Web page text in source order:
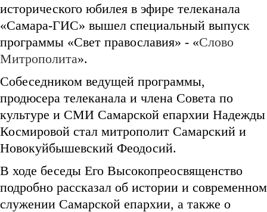
исторического юбилея в эфире телеканала
«Самара-ГИС» вышел специальный выпуск
программы «Свет православия» - «Слово
Митрополита».
Собеседником ведущей программы,
продюсера телеканала и члена Совета по
культуре и СМИ Самарской епархии Надежды
Космировой стал митрополит Самарский и
Новокуйбышевский Феодосий.
В ходе беседы Его Высокопреосвященство
подробно рассказал об истории и современном
служении Самарской епархии, а также о